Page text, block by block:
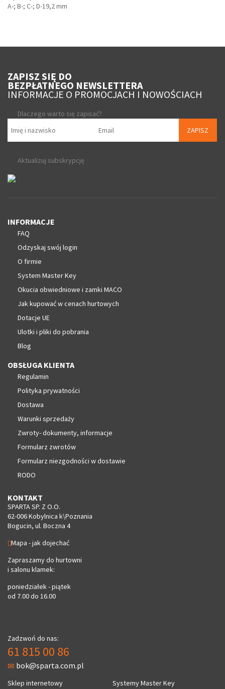
A-; B-; C-; D-19,2 mm
ZAPISZ SIĘ DO
BEZPŁATNEGO NEWSLETTERA
INFORMACJE O PROMOCJACH I NOWOŚCIACH
Dlaczego warto się zapisać?
ZAPISZ
Aktualizuj subskrypcję
INFORMACJE
FAQ
Odzyskaj swój login
O firmie
System Master Key
Okucia obwiedniowe i zamki MACO
Jak kupować w cenach hurtowych
Dotacje UE
Ulotki i pliki do pobrania
Blog
OBSŁUGA KLIENTA
Regulamin
Polityka prywatności
Dostawa
Warunki sprzedaży
Zwroty- dokumenty, informacje
Formularz zwrotów
Formularz niezgodności w dostawie
RODO
KONTAKT
SPARTA SP. Z O.O.
62-006 Kobylnica k\Poznania
Bogucin, ul. Boczna 4
Mapa - jak dojechać
Zapraszamy do hurtowni
i salonu klamek:
poniedziałek - piątek
od 7.00 do 16.00
Zadzwoń do nas:
61 815 00 86
bok@sparta.com.pl
Sklep internetowy Systemy Master Key